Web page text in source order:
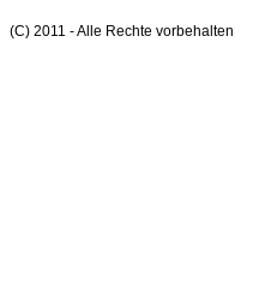
(C) 2011 - Alle Rechte vorbehalten